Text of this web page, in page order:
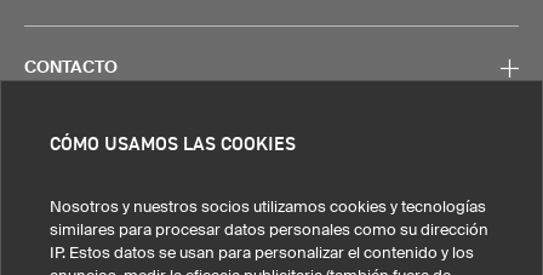
CONTACTO
Nota legal Política de privacidad
Cookies y seguimiento
Condiciones generales de venta
CÓMO USAMOS LAS COOKIES
Nosotros y nuestros socios utilizamos cookies y tecnologías
similares para procesar datos personales como su dirección
IP. Estos datos se usan para personalizar el contenido y los